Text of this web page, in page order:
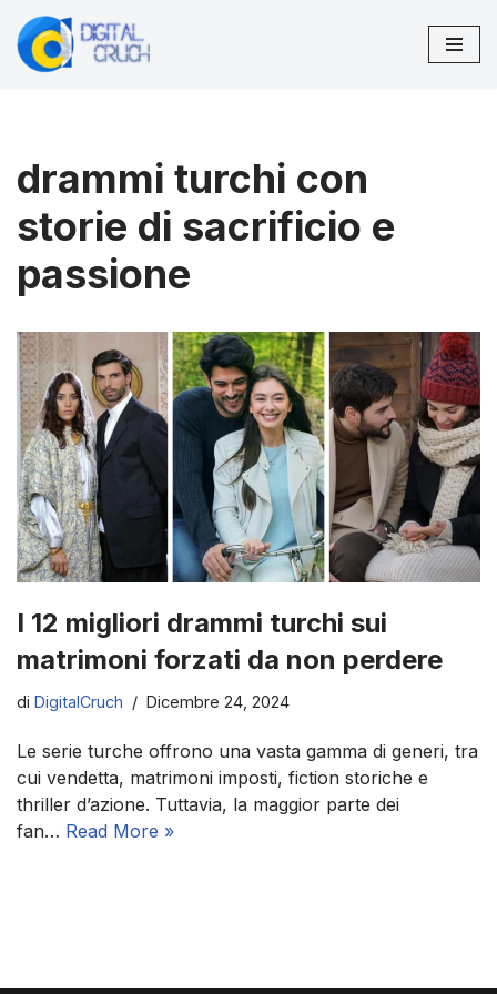
Vai
drammi turchi con
storie di sacrificio e
passione
I 12 migliori drammi turchi sui
matrimoni forzati da non perdere
di DigitalCruch Dicembre 24, 2024
Le serie turche offrono una vasta gamma di generi, tra
cui vendetta, matrimoni imposti, fiction storiche e
thriller d’azione. Tuttavia, la maggior parte dei
fan… Read More »